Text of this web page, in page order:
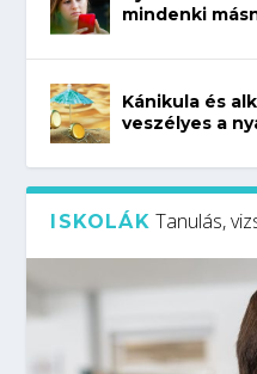
mindenki
Kánikula és
veszélyes a
ISKOLÁK Tanulás,